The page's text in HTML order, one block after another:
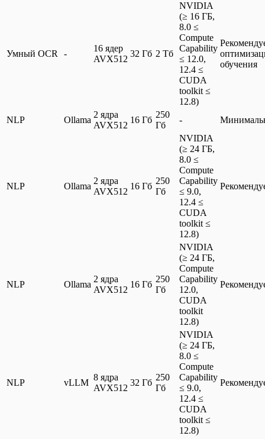
Умный OCR -
16 ядер
AVX512
32 Гб 2 Тб
NVIDIA
(≥ 16 ГБ,
8.0 ≤
Compute
Capability
≤ 12.0,
12.4 ≤
CUDA
toolkit ≤
12.8)
обучения
NLP Ollama
2 ядра
AVX512
16 Гб
250
Гб
-
NLP Ollama
2 ядра
AVX512
16 Гб
250
Гб
NVIDIA
(≥ 24 ГБ,
8.0 ≤
Compute
Capability
≤ 9.0,
12.4 ≤
CUDA
toolkit ≤
12.8)
NLP Ollama
2 ядра
AVX512
16 Гб
250
Гб
NVIDIA
(≥ 24 ГБ,
Compute
Capability
12.0,
CUDA
toolkit
12.8)
NLP vLLM
8 ядра
AVX512
32 Гб
250
Гб
NVIDIA
(≥ 24 ГБ,
8.0 ≤
Compute
Capability
≤ 9.0,
12.4 ≤
CUDA
toolkit ≤
12.8)